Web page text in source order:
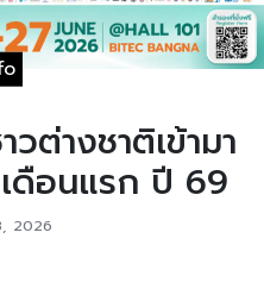
ต่างชาติเข้ามา
ดือนแรก ปี 69
2026